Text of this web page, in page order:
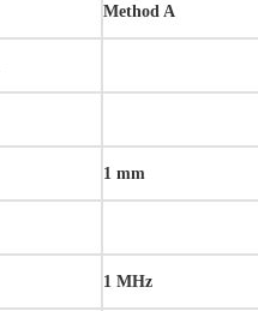
Method A
1 mm
1 MHz